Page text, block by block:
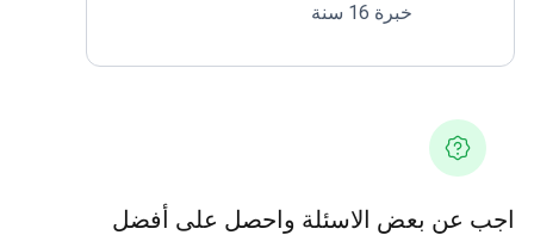
خبرة 16 سنة
اجب عن بعض الاسئلة واحصل على أفضل